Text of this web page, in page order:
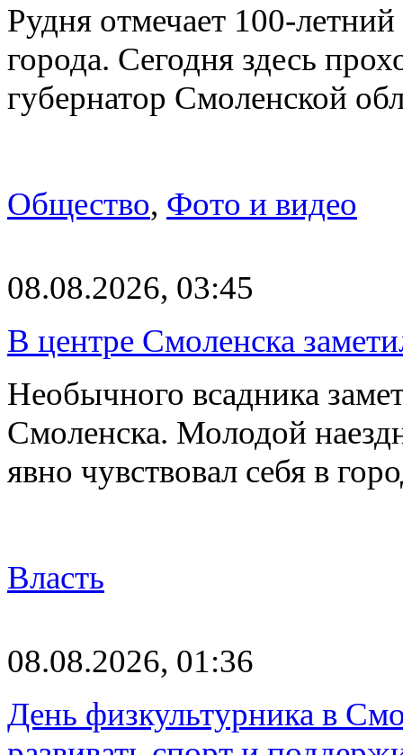
Рудня отмечает 100-
города. Сегодня здесь
губернатор Смоленской
Общество, Фото и видео
08.08.2026, 03:45
В центре Смоленска
Необычного всадника
Смоленска. Молодой
явно чувствовал себя в
Власть
08.08.2026, 01:36
День физкультурника в